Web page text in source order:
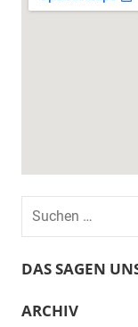
Suchen
DAS SAGEN
ARCHIV